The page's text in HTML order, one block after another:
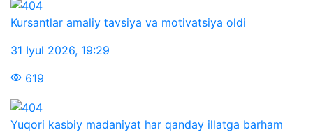
Kursantlar amaliy tavsiya va motivatsiya oldi
31 Iyul 2026, 19:29
619
Yuqori kasbiy madaniyat har qanday illatga barham